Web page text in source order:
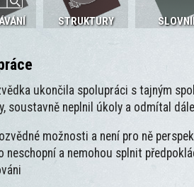
STRUKTURY
ukončila spolupráci s tajným
soustavně neplnil úkoly a odmítal
možnosti a není pro ně
neschopní a nemohou splnit